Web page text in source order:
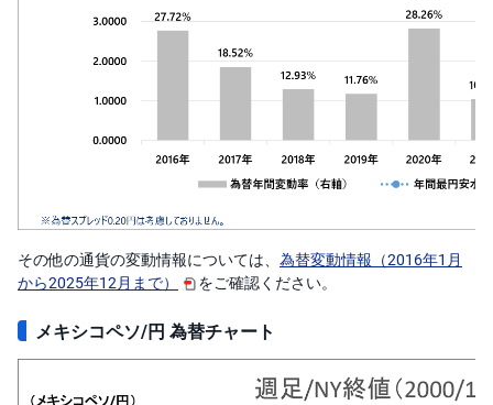
その他の通貨の変動情報については、 為替変動情報（2016年1月
から2025年12月まで）
をご確認ください。
メキシコペソ/円 為替チャート